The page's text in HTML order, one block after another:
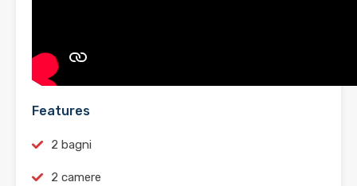
Features
2 bagni
2 camere